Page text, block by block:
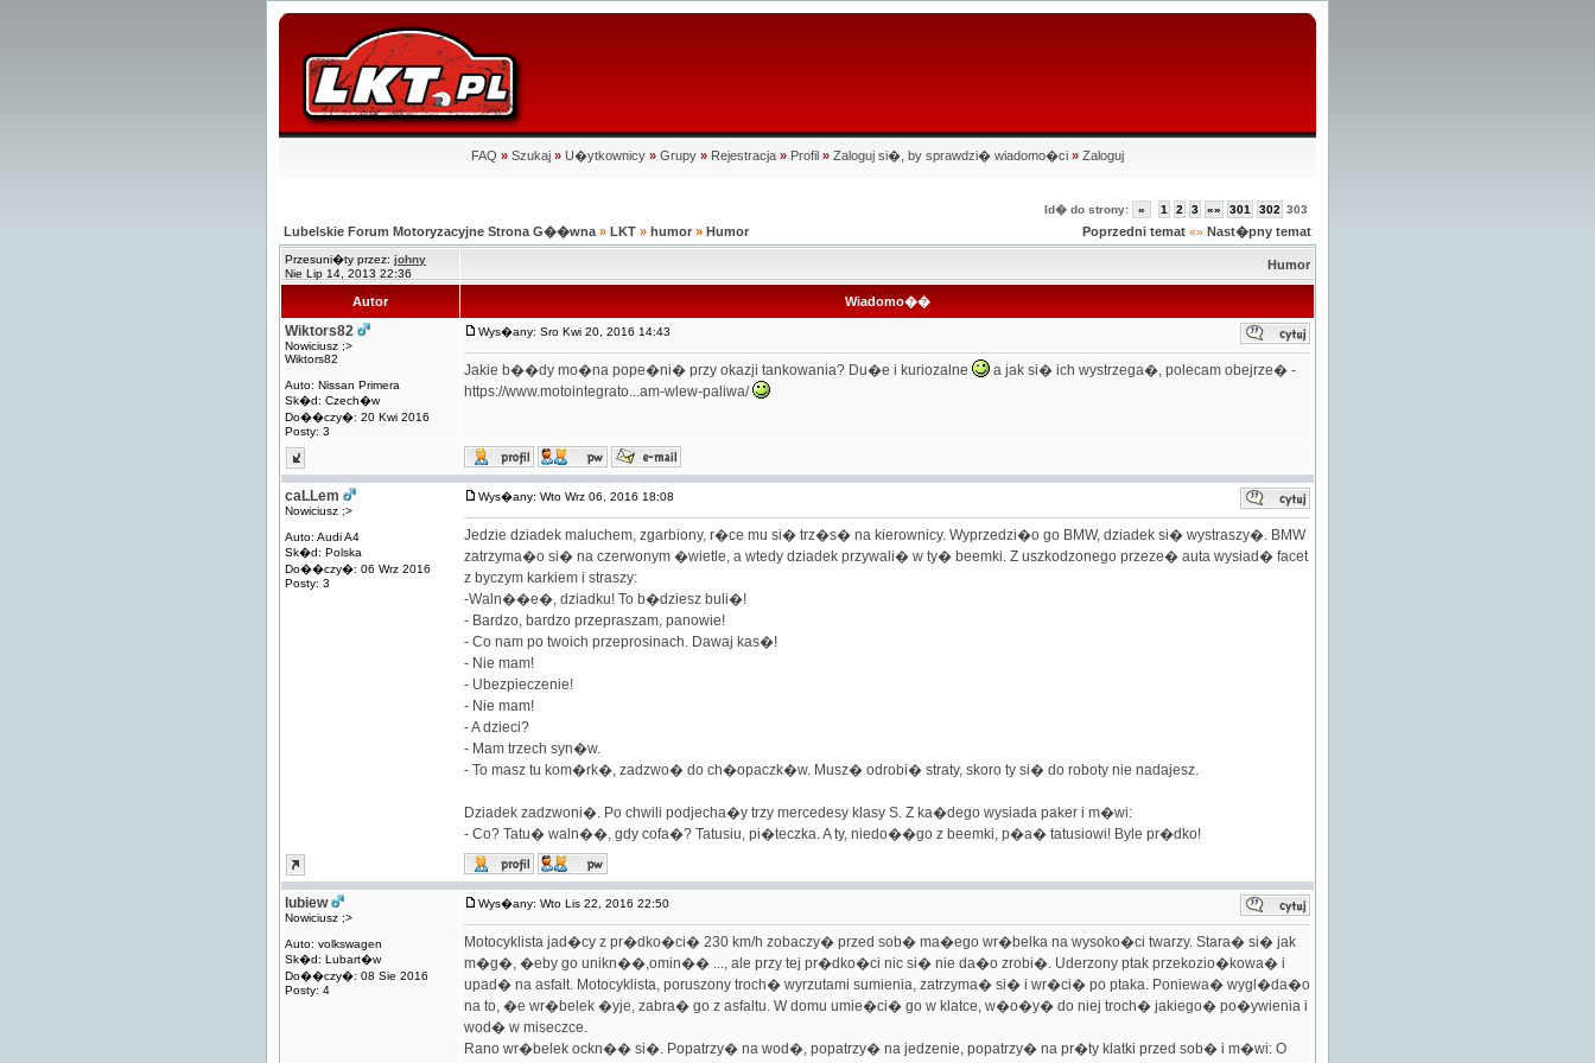
FAQ » Szukaj » U�ytkownicy » Grupy » Rejestracja » Profil » Zaloguj si�, by sprawdzi� wiadomo�ci » Zaloguj
Lubelskie Forum Motoryzacyjne Strona G��wna » LKT » humor » Humor
Id� do strony: « 1 2 3 «» 301 302 303
Poprzedni temat «» Nast�pny temat
Przesuni�ty przez: johny
Nie Lip 14, 2013 22:36
Humor
Autor Wiadomo��
Wiktors82
Nowiciusz ;>
Wiktors82
Auto: Nissan Primera
Sk�d: Czech�w
Do��czy�: 20 Kwi 2016
Posty: 3
Wys�any: Sro Kwi 20, 2016 14:43
Jakie b��dy mo�na pope�ni� przy okazji tankowania? Du�e i kuriozalne
a jak si� ich wystrzega�, polecam obejrze� -
https://www.motointegrato...am-wlew-paliwa/
caLLem
Nowiciusz ;>
Auto: Audi A4
Sk�d: Polska
Do��czy�: 06 Wrz 2016
Posty: 3
Wys�any: Wto Wrz 06, 2016 18:08
Jedzie dziadek maluchem, zgarbiony, r�ce mu si� trz�s� na kierownicy. Wyprzedzi�o go BMW, dziadek si� wystraszy�. BMW
zatrzyma�o si� na czerwonym �wietle, a wtedy dziadek przywali� w ty� beemki. Z uszkodzonego przeze� auta wysiad� facet
z byczym karkiem i straszy:
-Waln��e�, dziadku! To b�dziesz buli�!
- Bardzo, bardzo przepraszam, panowie!
- Co nam po twoich przeprosinach. Dawaj kas�!
- Nie mam!
- Ubezpieczenie!
- Nie mam!
- A dzieci?
- Mam trzech syn�w.
- To masz tu kom�rk�, zadzwo� do ch�opaczk�w. Musz� odrobi� straty, skoro ty si� do roboty nie nadajesz.
Dziadek zadzwoni�. Po chwili podjecha�y trzy mercedesy klasy S. Z ka�dego wysiada paker i m�wi:
- Co? Tatu� waln��, gdy cofa�? Tatusiu, pi�teczka. A ty, niedo��go z beemki, p�a� tatusiowi! Byle pr�dko!
lubiew
Nowiciusz ;>
Auto: volkswagen
Sk�d: Lubart�w
Do��czy�: 08 Sie 2016
Posty: 4
Wys�any: Wto Lis 22, 2016 22:50
Motocyklista jad�cy z pr�dko�ci� 230 km/h zobaczy� przed sob� ma�ego wr�belka na wysoko�ci twarzy. Stara� si� jak
m�g�, �eby go unikn��,omin�� ..., ale przy tej pr�dko�ci nic si� nie da�o zrobi�. Uderzony ptak przekozio�kowa� i
upad� na asfalt. Motocyklista, poruszony troch� wyrzutami sumienia, zatrzyma� si� i wr�ci� po ptaka. Poniewa� wygl�da�o
na to, �e wr�belek �yje, zabra� go z asfaltu. W domu umie�ci� go w klatce, w�o�y� do niej troch� jakiego� po�ywienia i
wod� w miseczce.
Rano wr�belek ockn�� si�. Popatrzy� na wod�, popatrzy� na jedzenie, popatrzy� na pr�ty klatki przed sob� i m�wi: O